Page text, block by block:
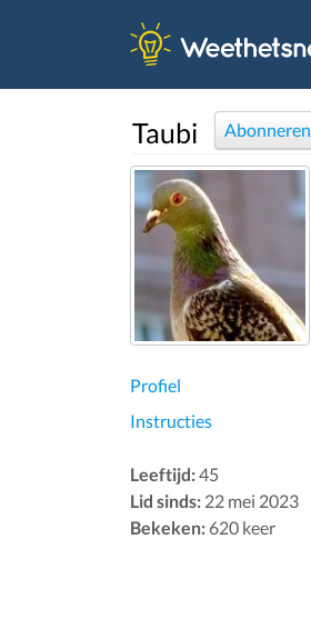
Taubi Abonneren
Profiel
Instructies
Leeftijd:45
Lid sinds: 22 mei 2023
Bekeken: 620 keer